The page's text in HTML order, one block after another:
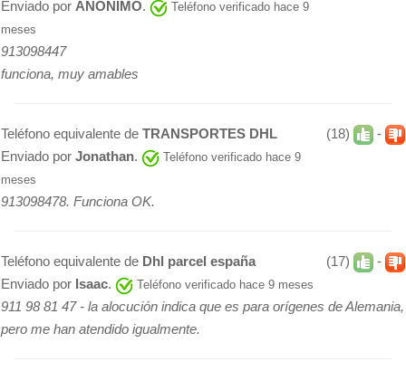
Enviado por ANONIMO.
Teléfono verificado hace 9
meses
913098447
funciona, muy amables
(18) -
Teléfono equivalente de TRANSPORTES DHL
Enviado por Jonathan.
Teléfono verificado hace 9
meses
913098478. Funciona OK.
(17) -
Teléfono equivalente de Dhl parcel españa
Enviado por Isaac. Teléfono verificado hace 9 meses
911 98 81 47 - la alocución indica que es para orígenes de Alemania,
pero me han atendido igualmente.